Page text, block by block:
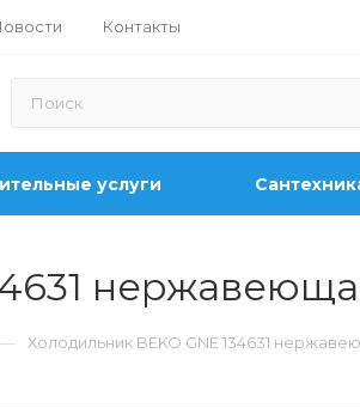
Контакты
услуги
Холодильник BEKO GNE 134631